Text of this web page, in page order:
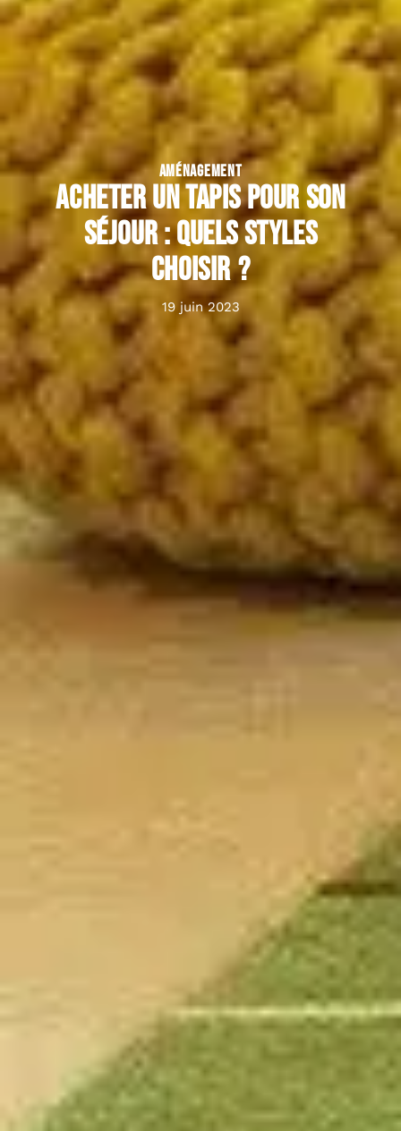
AMÉNAGEMENT
Acheter un tapis pour son
séjour : quels styles
choisir ?
19 juin 2023